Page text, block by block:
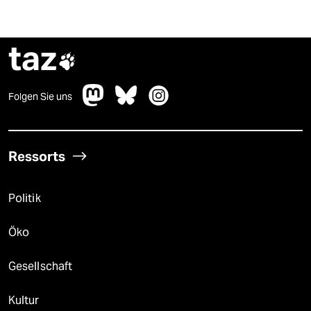
taz
Folgen Sie uns
Ressorts
Politik
Öko
Gesellschaft
Kultur